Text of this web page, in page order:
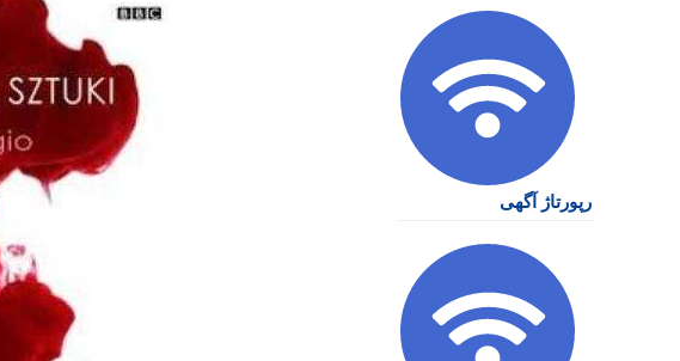
رپورتاژ آگهی